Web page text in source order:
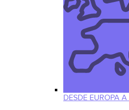
DESDE EUROPA